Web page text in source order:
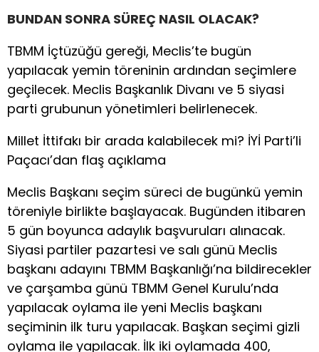
BUNDAN SONRA SÜREÇ NASIL OLACAK?
TBMM İçtüzüğü gereği, Meclis’te bugün
yapılacak yemin töreninin ardından seçimlere
geçilecek. Meclis Başkanlık Divanı ve 5 siyasi
parti grubunun yönetimleri belirlenecek.
Millet İttifakı bir arada kalabilecek mi? İYİ Parti’li
Paçacı’dan flaş açıklama
Meclis Başkanı seçim süreci de bugünkü yemin
töreniyle birlikte başlayacak. Bugünden itibaren
5 gün boyunca adaylık başvuruları alınacak.
Siyasi partiler pazartesi ve salı günü Meclis
başkanı adayını TBMM Başkanlığı’na bildirecekler
ve çarşamba günü TBMM Genel Kurulu’nda
yapılacak oylama ile yeni Meclis başkanı
seçiminin ilk turu yapılacak. Başkan seçimi gizli
oylama ile yapılacak. İlk iki oylamada 400,